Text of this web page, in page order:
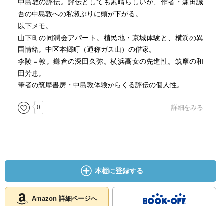
中島敦の評伝。評伝としても素晴らしいが、作者・森田誠
吾の中島敦への私淑ぶりに頭が下がる。
以下メモ。
山下町の同潤会アパート。植民地・京城体験と、横浜の異
国情緒。中区本郷町（通称ガス山）の借家。
李陵＝敦。鎌倉の深田久弥。横浜高女の先進性。筑摩の和
田芳恵。
筆者の筑摩書房・中島敦体験からくる評伝の個人性。
0 詳細をみる
本棚に登録する
Amazon 詳細ページへ